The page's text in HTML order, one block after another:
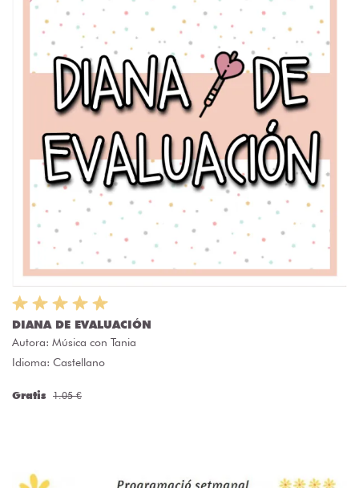
DIANA DE EVALUACIÓN
Autora: Música con Tania
Idioma: Castellano
Gratis 1.05 €